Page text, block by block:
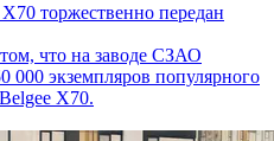
торжественно передан
что на заводе СЗАО
экземпляров популярного
X70.